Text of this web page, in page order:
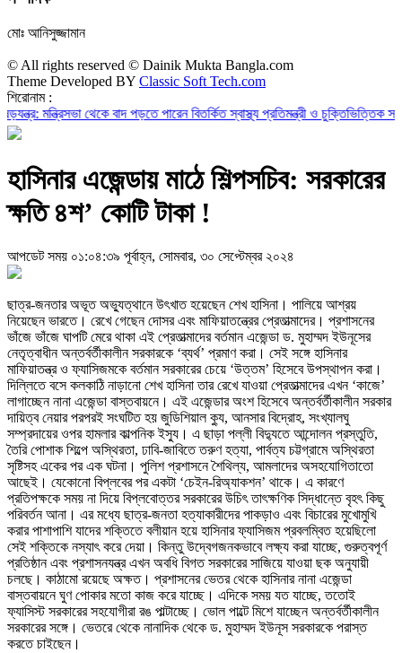
মোঃ আনিসুজ্জামান
© All rights reserved © Dainik Mukta Bangla.com
Theme Developed BY Classic Soft Tech.com
শিরোনাম :
থেকে বাদ পড়তে পারেন বিতর্কিত স্বাস্থ্য প্রতিমন্ত্রী ও চুক্তিভিত্তিক সচিব!
হাসিনার এজেন্ডায় মাঠে শিল্পসচিব: সরকারের
ক্ষতি ৪শ’ কোটি টাকা !
আপডেট সময় ০১:০৪:৩৯ পূর্বাহ্ন, সোমবার, ৩০ সেপ্টেম্বর ২০২৪
ছাত্র-জনতার অভূত অভ্যুত্থানে উৎখাত হয়েছেন শেখ হাসিনা। পালিয়ে আশ্রয়
নিয়েছেন ভারতে। রেখে গেছেন দোসর এবং মাফিয়াতন্ত্রের প্রেতাত্মাদের। প্রশাসনের
ভাঁজে ভাঁজে ঘাপটি মেরে থাকা এই প্রেতাত্মাদের বর্তমান এজেন্ডা ড. মুহাম্মদ ইউনূসের
নেতৃত্বাধীন অন্তর্বর্তীকালীন সরকারকে ‘ব্যর্থ’ প্রমাণ করা। সেই সঙ্গে হাসিনার
মাফিয়াতন্ত্র ও ফ্যাসিজমকে বর্তমান সরকারের চেয়ে ‘উত্তম’ হিসেবে উপস্থাপন করা।
দিল্লিতে বসে কলকাঠি নাড়ানো শেখ হাসিনা তার রেখে যাওয়া প্রেতাত্মাদের এখন ‘কাজে’
লাগাচ্ছেন নানা এজেন্ডা বাস্তবায়নে। এই এজেন্ডার অংশ হিসেবে অন্তর্বর্তীকালীন সরকার
দায়িত্ব নেয়ার পরপরই সংঘটিত হয় জুডিশিয়াল ক্যু, আনসার বিদ্রোহ, সংখ্যালঘু
সম্প্রদায়ের ওপর হামলার কাল্পনিক ইস্যু। এ ছাড়া পল্লী বিদ্যুতে আন্দোলন প্রস্তুতি,
তৈরি পোশাক শিল্পে অস্থিরতা, ঢাবি-জাবিতে তরুণ হত্যা, পার্বত্য চট্টগ্রামে অস্থিরতা
সৃষ্টিসহ একের পর এক ঘটনা। পুলিশ প্রশাসনে শৈথিল্য, আমলাদের অসহযোগিতাতো
আছেই। যেকোনো বিপ্লবের পর একটা ‘চেইন-রিঅ্যাকশন’ থাকে। এ কারণে
প্রতিপক্ষকে সময় না দিয়ে বিপ্লবোত্তর সরকারের উচিৎ তাৎক্ষণিক সিদ্ধান্তে বৃহৎ কিছু
পরিবর্তন আনা। এর মধ্যে ছাত্র-জনতা হত্যাকারীদের পাকড়াও এবং বিচারের মুখোমুখি
করার পাশাপাশি যাদের শক্তিতে বলীয়ান হয়ে হাসিনার ফ্যাসিজম প্রবলম্বিত হয়েছিলো
সেই শক্তিকে নস্যাৎ করে দেয়া। কিন্তু উদ্বেগজনকভাবে লক্ষ্য করা যাচ্ছে, গুরুত্বপূর্ণ
প্রতিষ্ঠান এবং প্রশাসনযন্ত্র এখন অবধি বিগত সরকারের সাজিয়ে যাওয়া ছক অনুযায়ী
চলছে। কাঠামো রয়েছে অক্ষত। প্রশাসনের ভেতর থেকে হাসিনার নানা এজেন্ডা
বাস্তবায়নে ঘুণ পোকার মতো কাজ করে যাচ্ছে। এদিকে সময় যত যাচ্ছে, ততোই
ফ্যাসিস্ট সরকারের সহযোগীরা রঙ পাল্টাচ্ছে। ভোল পাল্টে মিশে যাচ্ছেন অন্তর্বর্তীকালীন
সরকারের সঙ্গে। ভেতরে থেকে নানাদিক থেকে ড. মুহাম্মদ ইউনূস সরকারকে পরাস্ত
করতে চাইছেন।